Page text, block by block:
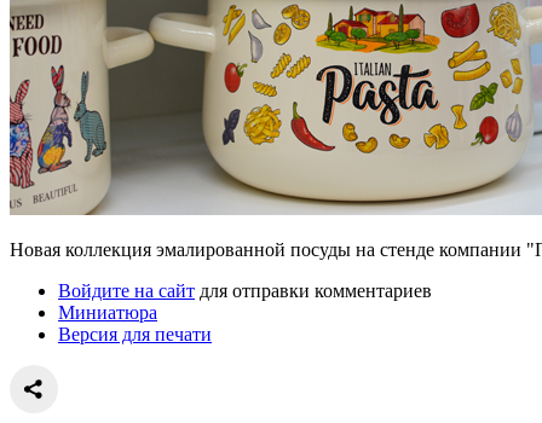
Новая коллекция эмалированной посуды на стенде
Войдите на сайт для отправки комментариев
Миниатюра
Версия для печати